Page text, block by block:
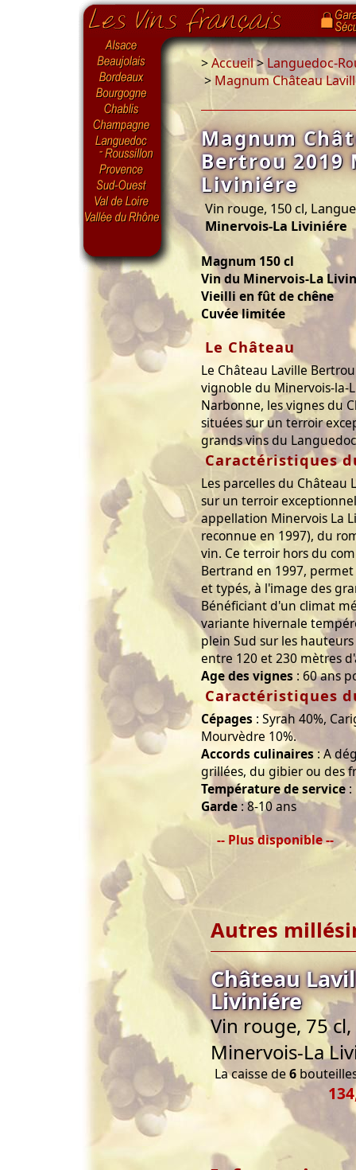
>Accueil>Languedoc-
> Magnum Château
Magnum
Bertrou 2019
Liviniére
Vin rouge, 150 cl,
Minervois-La Liviniére
Magnum 150 cl
Vin du Minervois-La
Vieilli en fût de chêne
Cuvée limitée
Le Château
Le Château Laville
vignoble du Minervois-la-
Narbonne, les vignes du
situées sur un terroir
grands vins du
Caractéristiques
Les parcelles du Château
sur un terroir
appellation Minervois La
reconnue en 1997), du
vin. Ce terroir hors du
Bertrand en 1997,
et typés, à l'image des
Bénéficiant d'un climat
variante hivernale
plein Sud sur les
entre 120 et 230 mètres
Age des vignes : 60 ans
Caractéristiques
Cépages : Syrah 40%,
Mourvèdre 10%.
Accords culinaires: A
grillées, du gibier ou des
Température de service :
Garde : 8-10 ans
-- Plus disponible --
Autres
Château
Liviniére
Vin rouge, 75
Minervois-La
La caisse de6